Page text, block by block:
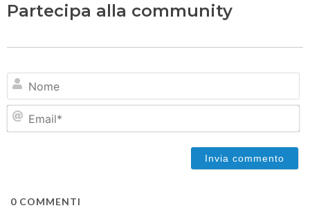
Partecipa alla community
0 COMMENTI